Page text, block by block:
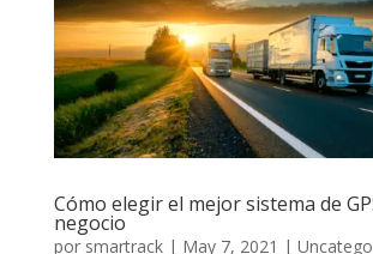
Cómo elegir el mejor sistema de
negocio
por smartrack| May 7, 2021 |